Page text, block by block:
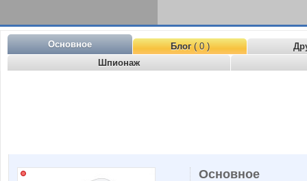
Основное Блог( 0 )
Шпионаж
Основное